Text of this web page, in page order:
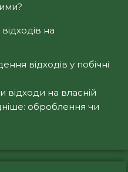
на
відходів у побічні
відходи на власній
оброблення чи